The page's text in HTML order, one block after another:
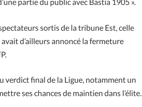
sortis de la tribune Est, celle
d’ailleurs annoncé la fermeture
verdict final de la Ligue, notamment un
ses chances de maintien dans l’élite.